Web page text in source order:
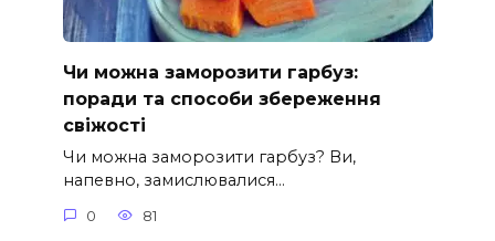
Чи можна заморозити гарбуз:
поради та способи збереження
свіжості
Чи можна заморозити гарбуз? Ви,
напевно, замислювалися…
0 81